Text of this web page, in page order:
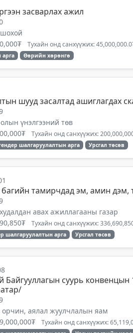
засварлах ажил
Тухайн онд санхүүжих:
арга Өөрийн хөрөнгө
шууд засалтад ашиглагдах
үнэлгээний төв
Тухайн онд санхүүжих:
шалгаруулалтын арга Урсгал төсөв
тамирчдад эм, амин дэм,
авах ажиллагааны газар
Тухайн онд санхүүжих:
шалгаруулалтын арга Урсгал төсөв
Байгууллагын суурь
орчин, аялал жуулчлалын яам
Тухайн онд санхүүжих: